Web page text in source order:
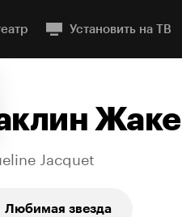
Установить на ТВ
Жаке
Jacquet
Любимая звезда